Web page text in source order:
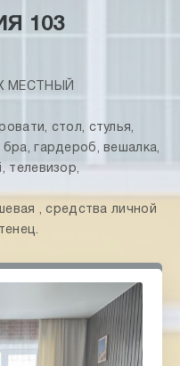
103
МЕСТНЫЙ
стол, стулья,
гардероб, вешалка,
телевизор,
, средства личной